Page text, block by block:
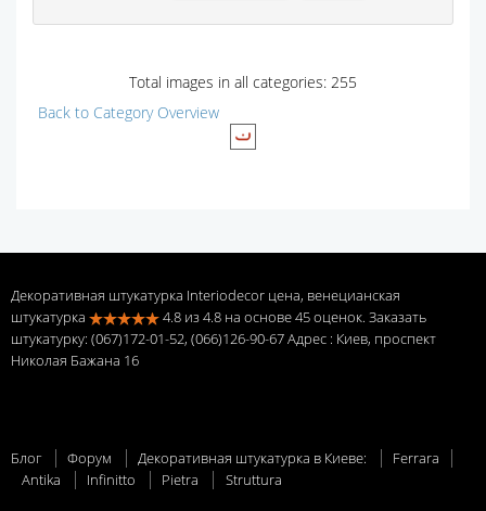
Total images in all categories: 255
Back to Category Overview
Декоративная штукатурка Interiodecor цена, венецианская
штукатурка
4.8 из4.8 на основе45оценок. Заказать
штукатурку: (067)172-01-52, (066)126-90-67 Адрес : Киев, проспект
Николая Бажана 16
Блог Форум Декоративная штукатурка в Киеве:
Ferrara
Antika
Infinitto Pietra Struttura